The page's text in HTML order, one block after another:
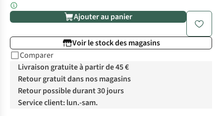
Ajouter au panier
Voir le stock des magasins
Comparer
Livraison gratuite à partir de 45 €
Retour gratuit dans nos magasins
Retour possible durant 30 jours
Service client: lun.-sam.